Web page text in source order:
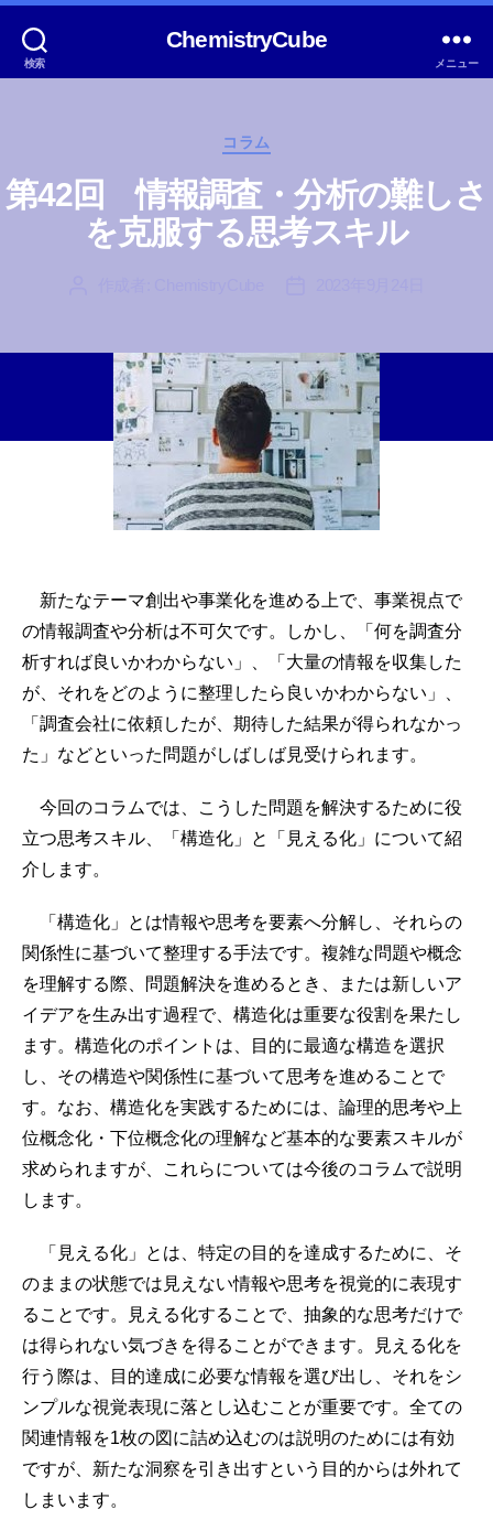
検索
ChemistryCube
メニュー
カ
テ
ゴ
リ
ー
コラム
第42回 情報調査・分析の難しさ
を克服する思考スキル
新たなテーマ創出や事業化を進める上で、事業視点で
の情報調査や分析は不可欠です。しかし、「何を調査分
析すれば良いかわからない」、「大量の情報を収集した
が、それをどのように整理したら良いかわからない」、
「調査会社に依頼したが、期待した結果が得られなかっ
た」などといった問題がしばしば見受けられます。
今回のコラムでは、こうした問題を解決するために役
立つ思考スキル、「構造化」と「見える化」について紹
介します。
「構造化」とは情報や思考を要素へ分解し、それらの
関係性に基づいて整理する手法です。複雑な問題や概念
を理解する際、問題解決を進めるとき、または新しいア
イデアを生み出す過程で、構造化は重要な役割を果たし
ます。構造化のポイントは、目的に最適な構造を選択
し、その構造や関係性に基づいて思考を進めることで
す。なお、構造化を実践するためには、論理的思考や上
位概念化・下位概念化の理解など基本的な要素スキルが
求められますが、これらについては今後のコラムで説明
します。
「見える化」とは、特定の目的を達成するために、そ
のままの状態では見えない情報や思考を視覚的に表現す
ることです。見える化することで、抽象的な思考だけで
は得られない気づきを得ることができます。見える化を
行う際は、目的達成に必要な情報を選び出し、それをシ
ンプルな視覚表現に落とし込むことが重要です。全ての
関連情報を1枚の図に詰め込むのは説明のためには有効
ですが、新たな洞察を引き出すという目的からは外れて
しまいます。